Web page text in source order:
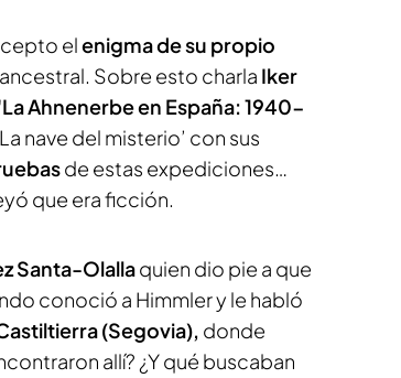
elenigma de su propio
Sobre esto charla Iker
Ahnenerbe en España: 1940-
nave del misterio’ con sus
de estas expediciones…
que era ficción.
Santa-Olallaquien dio pie a que
conoció a Himmler y le habló
(Segovia), donde
allí? ¿Y qué buscaban